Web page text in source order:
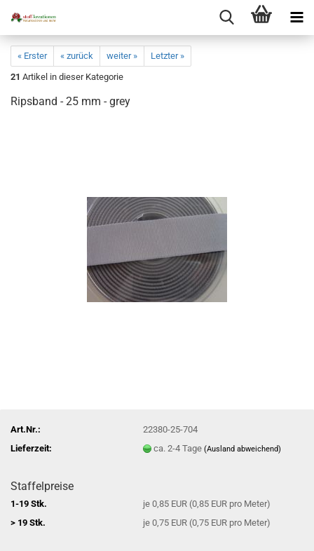
« Erster « zurück weiter »
Letzter »
21 Artikel in dieser Kategorie
Ripsband - 25 mm - grey
Art.Nr.:
22380-25-704
Lieferzeit:
ca. 2-4 Tage(Ausland abweichend)
Staffelpreise
1-19 Stk.
je 0,85 EUR (0,85 EUR pro Meter)
> 19 Stk.
je 0,75 EUR (0,75 EUR pro Meter)